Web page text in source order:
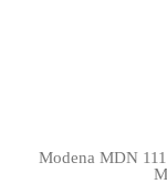
Modena MDN